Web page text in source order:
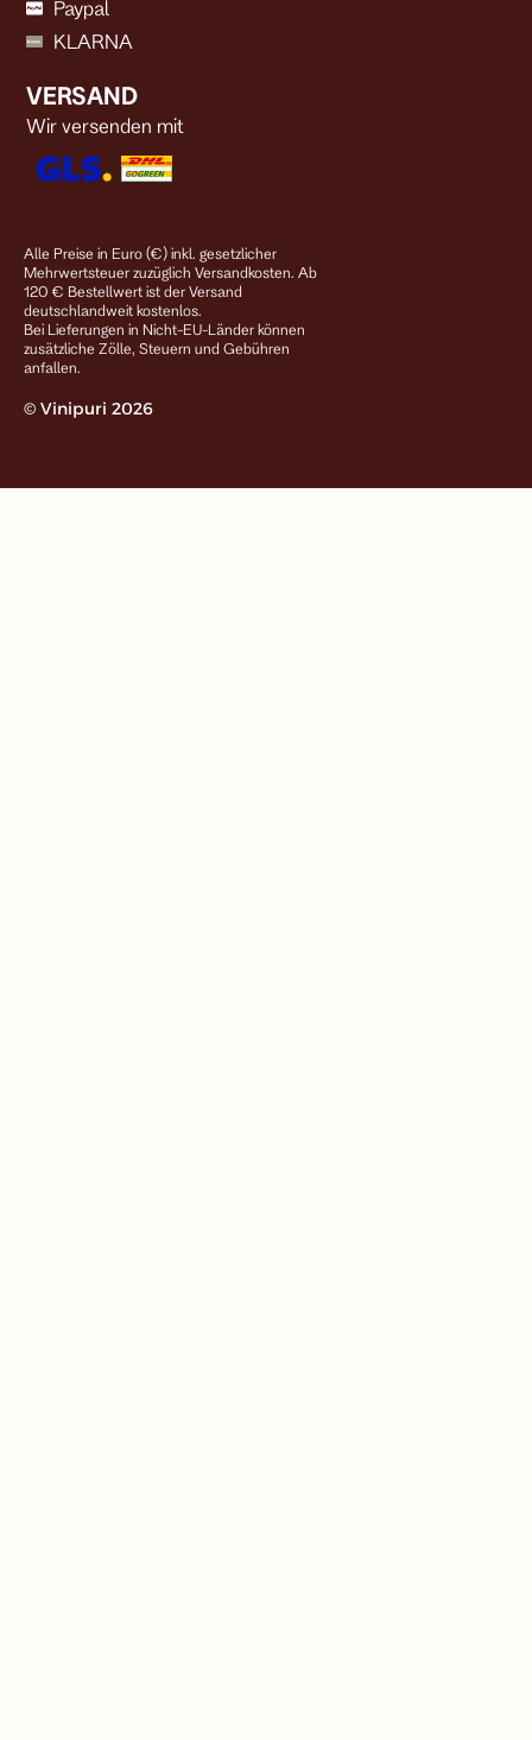
Paypal
KLARNA
VERSAND
Wir versenden mit
Alle Preise in Euro (€) inkl. gesetzlicher
Mehrwertsteuer zuzüglich Versandkosten. Ab
120 € Bestellwert ist der Versand
deutschlandweit kostenlos.
Bei Lieferungen in Nicht-EU-Länder können
zusätzliche Zölle, Steuern und Gebühren
anfallen.
© Vinipuri 2026